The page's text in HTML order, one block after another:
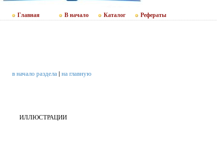
Главная В начало Каталог Рефераты
в начало раздела| на главную
ИЛЛЮСТРАЦИИ